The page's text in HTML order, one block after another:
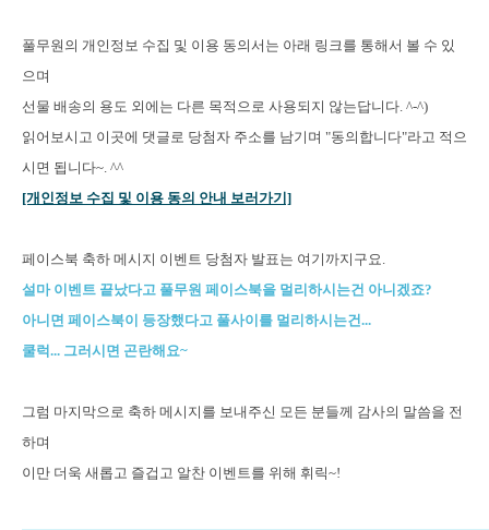
풀무원의 개인정보 수집 및 이용 동의서는 아래 링크를 통해서 볼 수 있
으며
선물 배송의 용도 외에는 다른 목적으로 사용되지 않는답니다. ^-^)
읽어보시고 이곳에 댓글로 당첨자 주소를 남기며 "동의합니다"라고 적으
시면 됩니다~. ^^
[개인정보 수집 및 이용 동의 안내 보러가기]
페이스북 축하 메시지 이벤트 당첨자 발표는 여기까지구요.
설마 이벤트 끝났다고 풀무원 페이스북을 멀리하시는건 아니겠죠?
아니면 페이스북이 등장했다고 풀사이를 멀리하시는건...
쿨럭... 그러시면 곤란해요~
그럼 마지막으로 축하 메시지를 보내주신 모든 분들께 감사의 말씀을 전
하며
이만 더욱 새롭고 즐겁고 알찬 이벤트를 위해 휘릭~!